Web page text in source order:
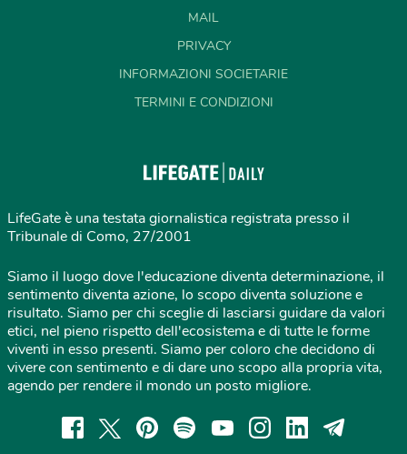
MAIL
PRIVACY
INFORMAZIONI SOCIETARIE
TERMINI E CONDIZIONI
LifeGate è una testata giornalistica registrata presso il
Tribunale di Como, 27/2001
Siamo il luogo dove l'educazione diventa determinazione, il
sentimento diventa azione, lo scopo diventa soluzione e
risultato. Siamo per chi sceglie di lasciarsi guidare da valori
etici, nel pieno rispetto dell'ecosistema e di tutte le forme
viventi in esso presenti. Siamo per coloro che decidono di
vivere con sentimento e di dare uno scopo alla propria vita,
agendo per rendere il mondo un posto migliore.